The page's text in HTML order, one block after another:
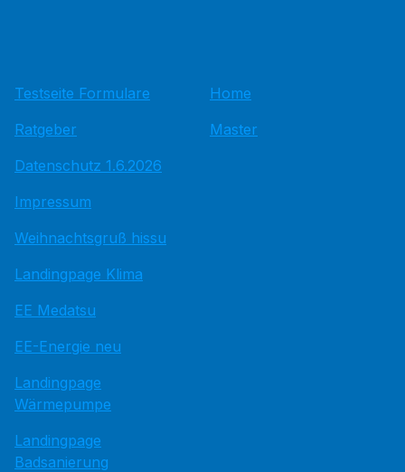
Testseite Formulare
Ratgeber
Datenschutz 1.6.2026
Impressum
Weihnachtsgruß hissu
Landingpage Klima
EE Medatsu
EE-Energie neu
Landingpage
Wärmepumpe
Landingpage
Badsanierung
Home
Master